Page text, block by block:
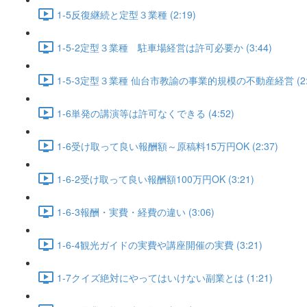
1-5反復継続と定型３業種 (2:19)
1-5-2定型３業種 駐車場経営は許可必要か (3:44)
1-5-3定型３業種 仙台市教諭の事業的規模の不動産経営
1-6単発の講演等は許可なくできる (4:52)
1-6受け取って良い報酬額～原稿料15万円OK (2:37)
1-6-2受け取って良い報酬額100万円OK (3:21)
1-6-3報酬・実費・経費の違い (3:06)
1-6-4観光ガイドの実費や講座開催の実費 (3:21)
1-7クイズ絶対にやってはいけない副業とは (1:21)